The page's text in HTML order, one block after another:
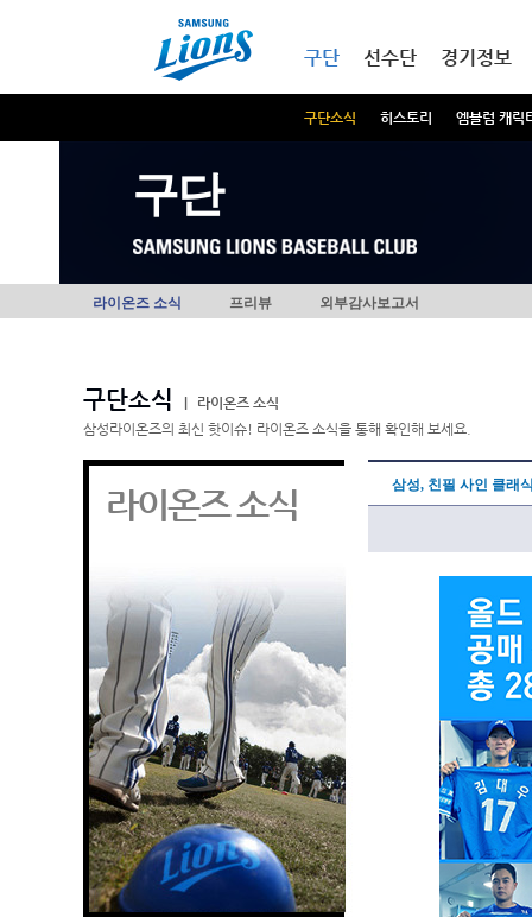
구단
구단소식 히스토리 엠블럼 캐릭
선수단 경기정보
구단
라이온즈 소식 프리뷰 외부감사보고서
구단소식
라이온즈 소식
삼성라이온즈의 최신 핫이슈! 라이온즈 소식을 통해 확인해 보세요.
라이온즈 소식 삼성, 친필 사인 클래